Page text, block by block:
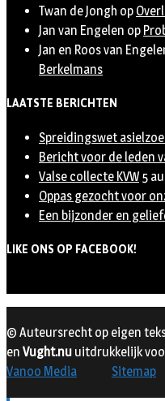
Twan de Jongh op
Jan van Engelen op
Jan en Roos van
Berkelmans
LAATSTE BERICHTEN
Spreidingswet
Bericht voor de leden
Valse collecte KVW 5
Oppas gezocht voor
Een bijzonder en
LIKE ONS OP FACEBOOK!
© Auteursrecht op eigen
en Vught.nu uitdrukkelijk
Vanoo Media
Sitemap